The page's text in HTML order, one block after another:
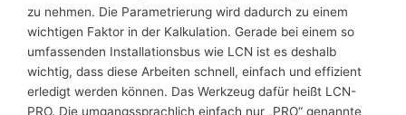
zu nehmen. Die Parametrierung wird dadurch zu einem
wichtigen Faktor in der Kalkulation. Gerade bei einem so
umfassenden Installationsbus wie LCN ist es deshalb
wichtig, dass diese Arbeiten schnell, einfach und effizient
erledigt werden können. Das Werkzeug dafür heißt LCN-
PRO. Die umgangssprachlich einfach nur „PRO“ genannte